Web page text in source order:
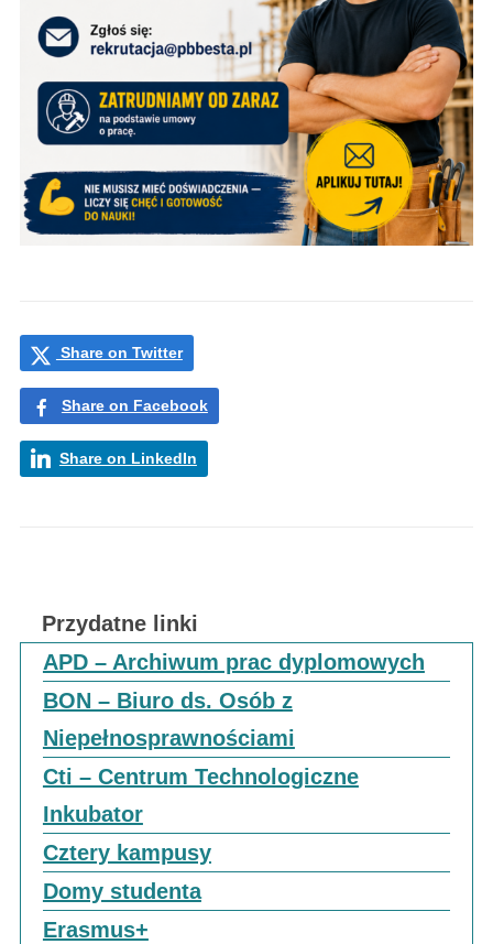
Share on Twitter
Share on Facebook
Share on LinkedIn
Przydatne linki
APD – Archiwum prac dyplomowych
BON – Biuro ds. Osób z
Niepełnosprawnościami
Cti – Centrum Technologiczne
Inkubator
Cztery kampusy
Domy studenta
Erasmus+